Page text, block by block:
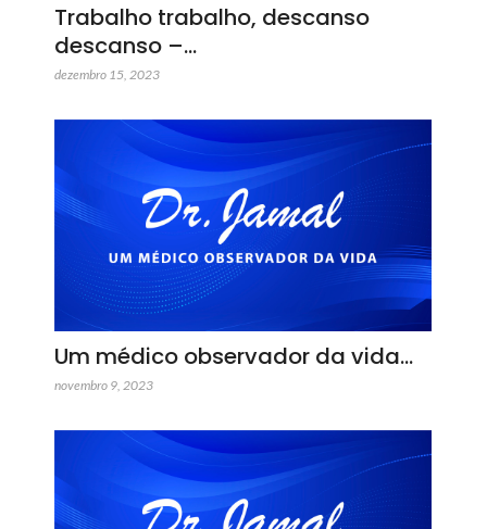
Trabalho trabalho, descanso
descanso –…
dezembro 15, 2023
Um médico observador da vida…
novembro 9, 2023